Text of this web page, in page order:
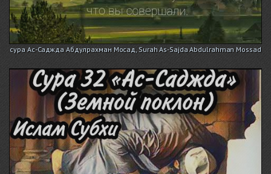
сура Ас-Саджда Абдулрахман Мосад, Surah As-Sajda Abdulrahman Mossad